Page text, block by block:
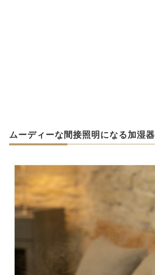
ムーディーな間接照明になる加湿器